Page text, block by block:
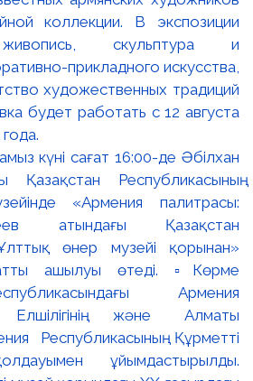
күні сағат 16:00-де Әбілхан
Қазақстан Республикасының
«Армения палитрасы:
атындағы Қазақстан
өнер музейі қорынан»
ашылуы өтеді. ▫️Көрме
Армения
Елшілігінің және Алматы
Республикасының Құрметті
ұйымдастырылды.